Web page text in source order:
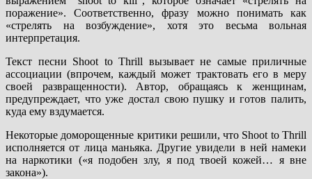
поражение». Соответственно, фразу можно понимать как
«стрелять на возбуждение», хотя это весьма вольная
интерпретация.
Текст песни Shoot to Thrill вызывает не самые приличные
ассоциации (впрочем, каждый может трактовать его в меру
своей развращенности). Автор, обращаясь к женщинам,
предупреждает, что уже достал свою пушку и готов палить,
куда ему вздумается.
Некоторые доморощенные критики решили, что Shoot to Thrill
исполняется от лица маньяка. Другие увидели в ней намеки
на наркотики («я подобен злу, я под твоей кожей… я вне
закона»).